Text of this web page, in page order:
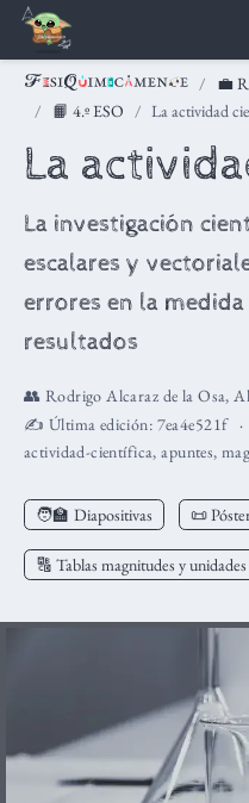
💼
📙 4.º ESO
La actividad
La
La investigación
escalares y
errores en la
resultados
👥 Rodrigo Alcaraz de la Osa,
✍️ Última edición: 7ea4e521f
actividad-científica,apuntes,
🧑‍🏫 Diapositivas 📜
🔠 Tablas magnitudes y unidades